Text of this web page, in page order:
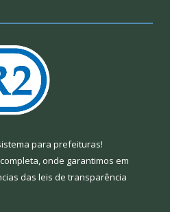
para prefeituras!
completa, onde garantimos em
das leis de transparência